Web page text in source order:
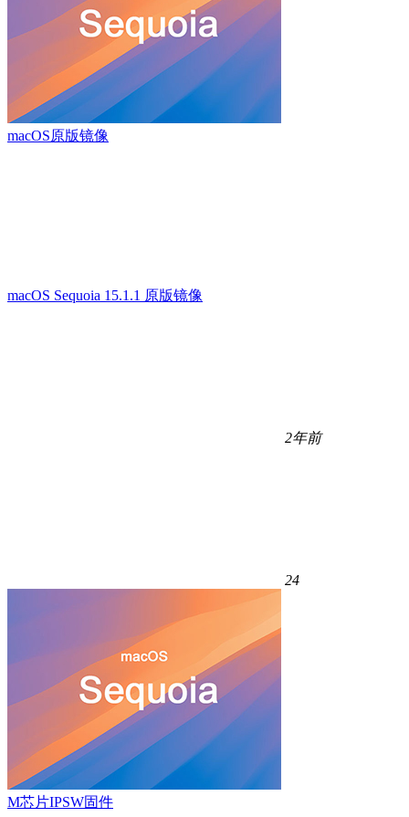
macOS原版镜像
macOS Sequoia 15.1.1 原版镜像
2年前
24
M芯片IPSW固件